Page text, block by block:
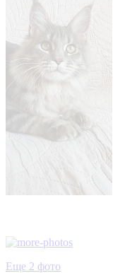
Еще 2 фото